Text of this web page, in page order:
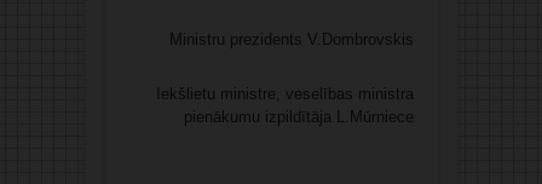
Ministru prezidents V.Dombrovskis
Iekšlietu ministre, veselības ministra
pienākumu izpildītāja L.Mūrniece